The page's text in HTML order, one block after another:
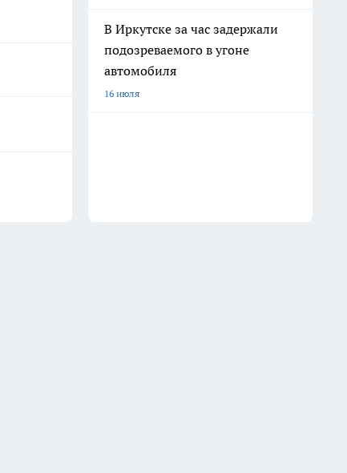
В Иркутске за час задержали
подозреваемого в угоне
автомобиля
16 июля